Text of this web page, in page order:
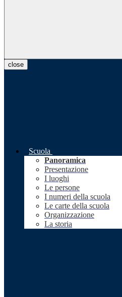
close
Scuola
Panoramica
Presentazione
I luoghi
Le persone
I numeri della scuola
Le carte della scuola
Organizzazione
La storia